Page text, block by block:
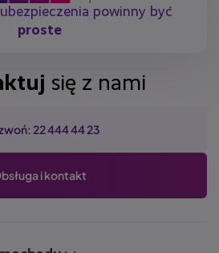
powinny być
proste
się z nami
22 444 44 23
i kontakt